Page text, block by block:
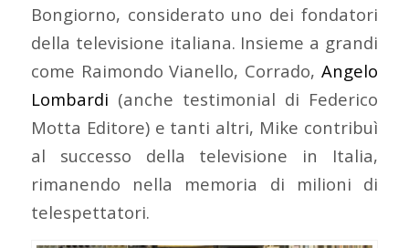
Bongiorno, considerato uno dei fondatori
della televisione italiana. Insieme a grandi
come Raimondo Vianello, Corrado,Angelo
Lombardi (anche testimonial di Federico
Motta Editore) e tanti altri, Mike contribuì
al successo della televisione in Italia,
rimanendo nella memoria di milioni di
telespettatori.